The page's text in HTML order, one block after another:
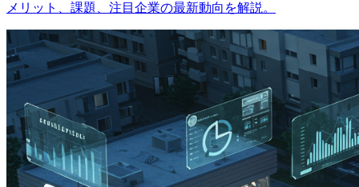
メリット、課題、注目企業の最新動向を解説。